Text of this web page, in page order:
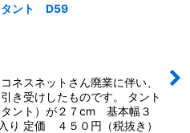
タント D59
ネスネットさん廃業に伴い、
き受けしたものです。 タント
タント）が２７cm 基本幅３
り 定価 ４５０円（税抜き）